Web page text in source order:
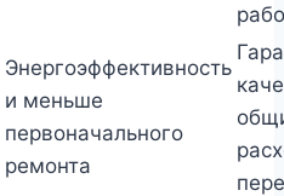
Энергоэффективность
и меньше
первоначального
ремонта